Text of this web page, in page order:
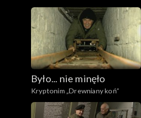
czasu
Było... nie minęło
Kryptonim „Drewniany koń”